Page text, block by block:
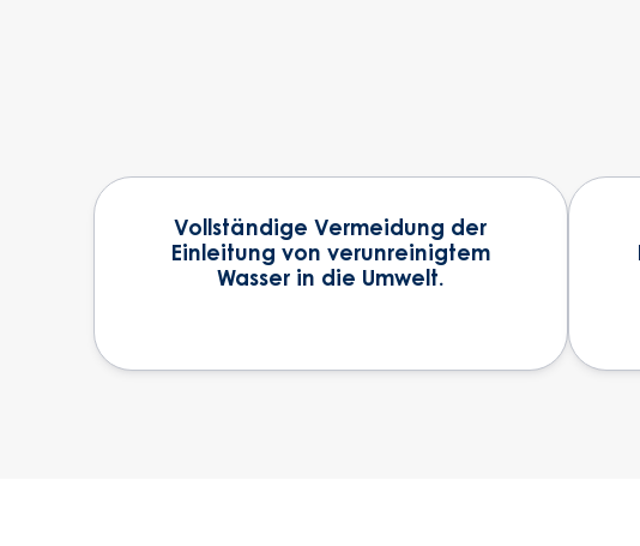
Vollständige Vermeidung der
Einleitung von verunreinigtem
Wasser in die Umwelt.